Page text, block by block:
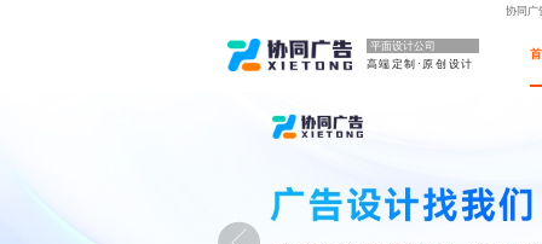
协同广
平面设计公司
高端定制·原创设计